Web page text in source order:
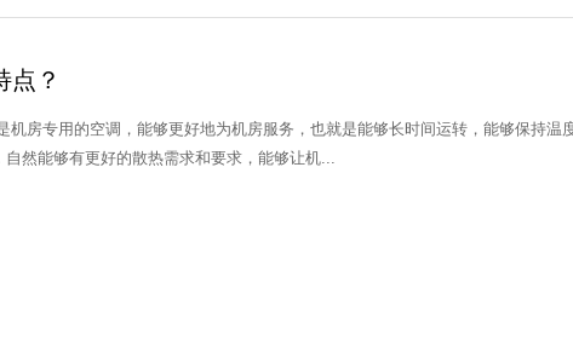
点？
机房专用的空调，能够更好地为机房服务，也就是能够长时间运转，能够保持温
然能够有更好的散热需求和要求，能够让机...